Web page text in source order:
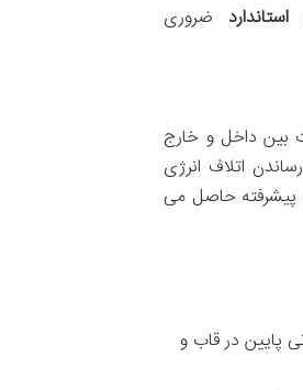
ضروری
بین داخل و خارج
رساندن اتلاف انرژی
پیشرفته حاصل می
پایین درقاب و